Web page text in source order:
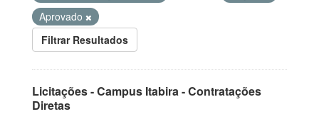
Aprovado
Filtrar Resultados
Licitações - Campus Itabira - Contratações
Diretas